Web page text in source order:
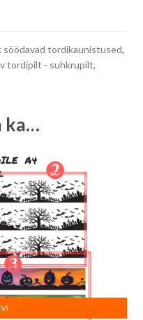
söödavad tordikaunistused,
tordipilt - suhkrupilt,
ka…